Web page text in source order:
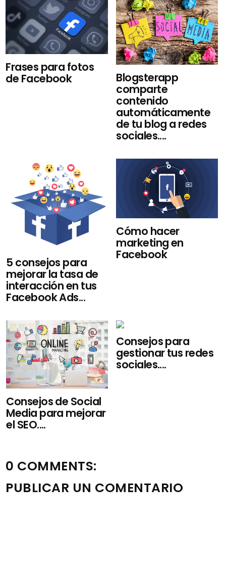
Frases para fotos
de Facebook Blogsterapp
comparte
contenido
automáticamente
de tu blog a redes
sociales....
5 consejos para
mejorar la tasa de
interacción en tus
Facebook Ads...
Cómo hacer
marketing en
Facebook
Consejos de Social
Media para mejorar
el SEO....
Consejos para
gestionar tus redes
sociales....
0 COMMENTS:
PUBLICAR UN COMENTARIO